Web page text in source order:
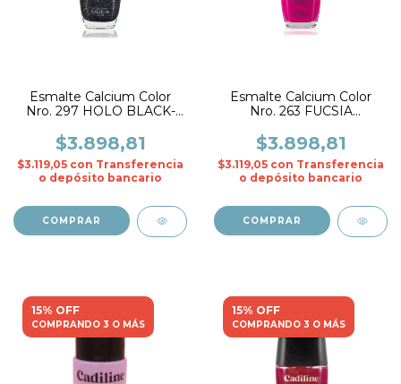
Esmalte Calcium Color
Nro. 297 HOLO BLACK-
$3.898,81
$3.119,05 con Transferencia
o depósito bancario
Esmalte Calcium Color
Nro. 263 FUCSIA
$3.898,81
$3.119,05 con Transferencia
o depósito bancario
15% OFF
COMPRANDO 3 O MÁS
15% OFF
COMPRANDO 3 O MÁS